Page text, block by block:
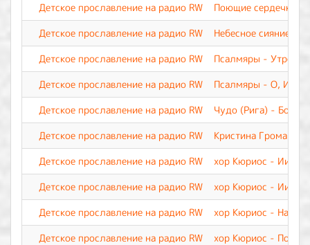
Детское прославление на радио RW
Поющие сердечки -
Детское прославление на радио RW
Небесное сияние -
Детское прославление на радио RW
Псалмяры -
Детское прославление на радио RW
Псалмяры - О, Иисус
Детское прославление на радио RW
Чудо (Рига) - Бог
Детское прославление на радио RW
Кристина
Детское прославление на радио RW
хор Кюриос -
Детское прославление на радио RW
хор Кюриос -
Детское прославление на радио RW
хор Кюриос - Наш
Детское прославление на радио RW
хор Кюриос - Пой,